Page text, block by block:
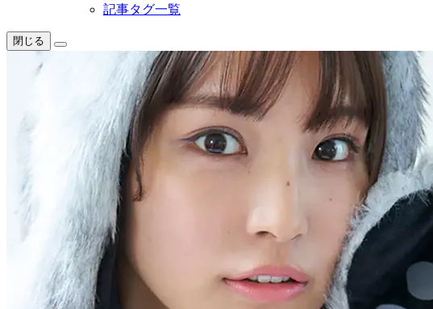
記事タグ一覧
閉じる